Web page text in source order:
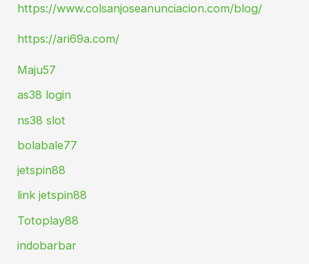
https://www.colsanjoseanunciacion.com/blog/
https://ari69a.com/
Maju57
as38 login
ns38 slot
bolabale77
jetspin88
link jetspin88
Totoplay88
indobarbar